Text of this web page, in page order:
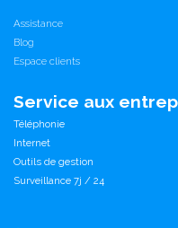
Assistance
Blog
Espace clients
Service aux
Téléphonie
Internet
Outils de gestion
Surveillance 7j / 24